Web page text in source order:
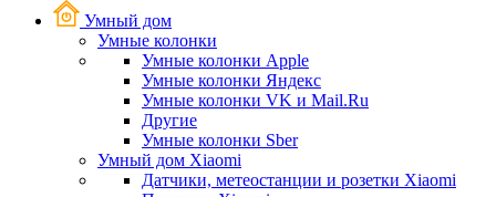
Умный дом
Умные колонки
Умные колонки Apple
Умные колонки Яндекс
Умные колонки VK и Mail.Ru
Другие
Умные колонки Sber
Умный дом Xiaomi
Датчики, метеостанции и розетки Xiaomi